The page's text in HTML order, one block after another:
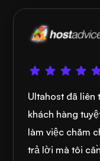
Ultahost đã liên
khách hàng
làm việc chăm
trả lời mà tôi